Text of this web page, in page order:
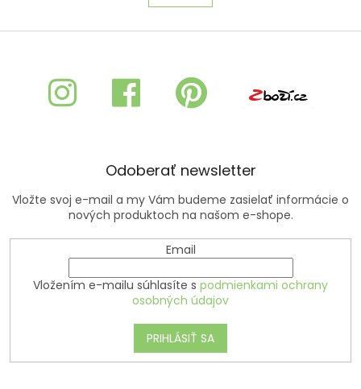
l
d
i
e
p
y
v
ý
p
i
s
k
v
e
Z
Odoberať newsletter
Vložte svoj e-mail a my Vám budeme zasielať informácie o
nových produktoch na našom e-shope.
Email
Vložením e-mailu súhlasíte s podmienkami ochrany
osobných údajov
PRIHLÁSIŤ SA